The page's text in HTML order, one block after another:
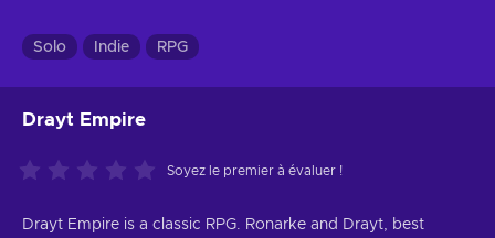
Solo Indie RPG
Drayt Empire
Soyez le premier à évaluer !
Drayt Empire is a classic RPG. Ronarke and Drayt, best